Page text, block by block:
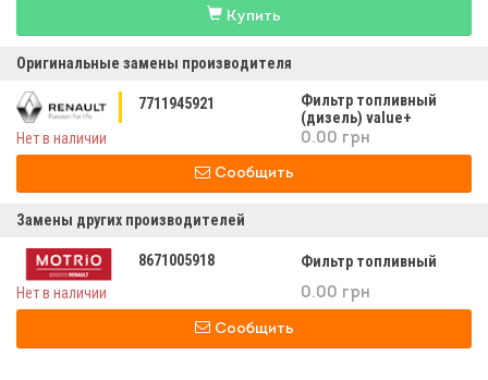
Купить
Оригинальные замены производителя
7711945921
Фильтр топливный
(дизель) value+
Нет в наличии
0.00 грн
Сообщить
Замены других производителей
8671005918
Фильтр топливный
Нет в наличии
0.00 грн
Сообщить